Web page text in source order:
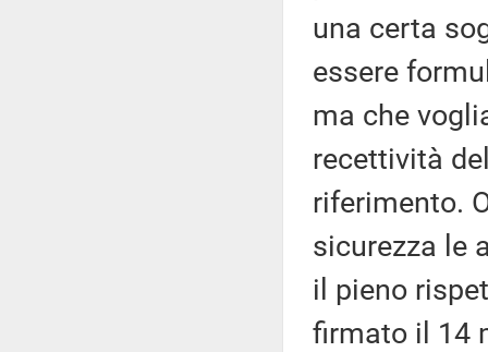
una certa
essere
ma che
recettività
riferimento.
sicurezza le
il pieno
firmato il 14